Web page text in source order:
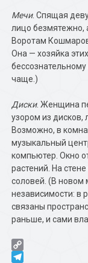
Мечи. Спящая
лицо безмятежно,
Воротам
Она — хозяйка
чаще.)
Диски. Женщина
узором из дисков,
Возможно, в
музыкальный
компьютер. Окно
растений. На
соловей. (В
независимости: в
связаны
раньше, и сами
Copy